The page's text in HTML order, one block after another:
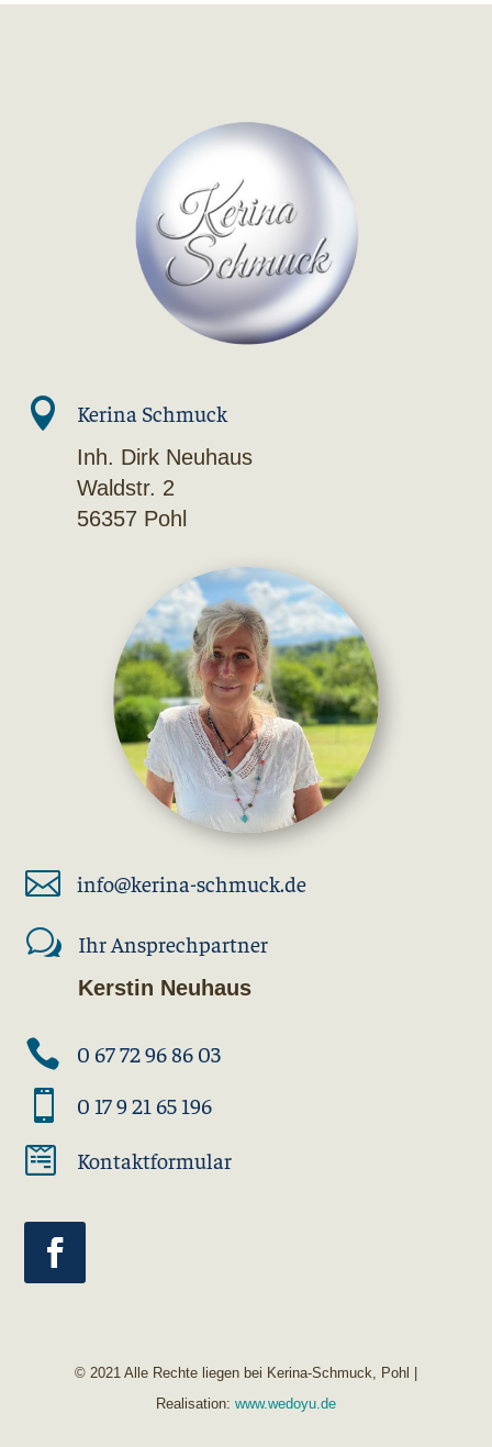
 Kerina Schmuck
Inh. Dirk Neuhaus
Waldstr. 2
56357 Pohl
 info@kerina-schmuck.de
w Ihr Ansprechpartner
Kerstin Neuhaus
 0 67 72 96 86 03
 0 17 9 21 65 196
 Kontaktformular
© 2021 Alle Rechte liegen bei Kerina-Schmuck, Pohl |
Realisation: www.wedoyu.de